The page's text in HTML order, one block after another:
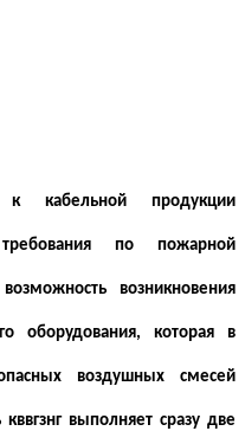
кабельной продукции
по пожарной
возникновения
оборудования, которая в
воздушных смесей
кввгзнг выполняет сразу две